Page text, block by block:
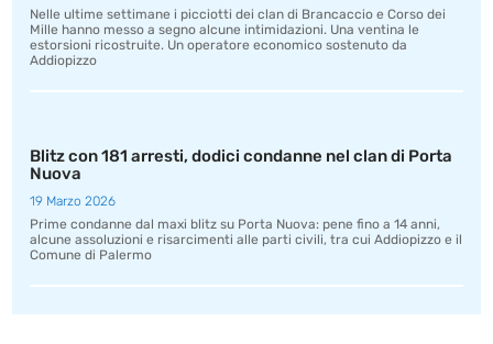
Nelle ultime settimane i picciotti dei clan di Brancaccio e Corso dei
Mille hanno messo a segno alcune intimidazioni. Una ventina le
estorsioni ricostruite. Un operatore economico sostenuto da
Addiopizzo
Blitz con 181 arresti, dodici condanne nel clan di Porta
Nuova
19 Marzo 2026
Prime condanne dal maxi blitz su Porta Nuova: pene fino a 14 anni,
alcune assoluzioni e risarcimenti alle parti civili, tra cui Addiopizzo e il
Comune di Palermo